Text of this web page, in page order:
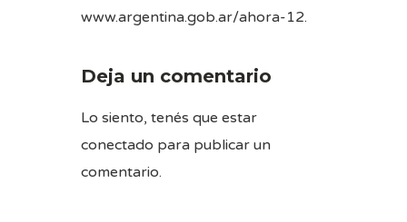
www.argentina.gob.ar/ahora-12.
Deja un comentario
Lo siento, tenés que estar
conectado para publicar un
comentario.